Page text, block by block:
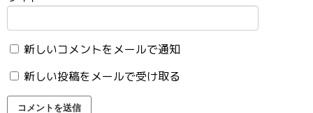
新しいコメントをメールで通知
新しい投稿をメールで受け取る